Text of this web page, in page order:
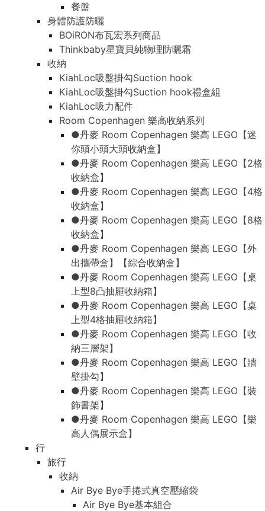
餐盤
身體防護防曬
BOiRON布瓦宏系列商品
Thinkbaby星寶貝純物理防曬霜
收納
KiahLoc吸盤掛勾Suction hook
KiahLoc吸盤掛勾Suction hook禮盒組
KiahLoc吸力配件
Room Copenhagen 樂高收納系列
●丹麥 Room Copenhagen 樂高 LEGO【迷
你頭小頭大頭收納盒】
●丹麥 Room Copenhagen 樂高 LEGO【2格
收納盒】
●丹麥 Room Copenhagen 樂高 LEGO【4格
收納盒】
●丹麥 Room Copenhagen 樂高 LEGO【8格
收納盒】
●丹麥 Room Copenhagen 樂高 LEGO【外
出攜帶盒】【綜合收納盒】
●丹麥 Room Copenhagen 樂高 LEGO【桌
上型8凸抽屜收納箱】
●丹麥 Room Copenhagen 樂高 LEGO【桌
上型4格抽屜收納箱】
●丹麥 Room Copenhagen 樂高 LEGO【收
納三層架】
●丹麥 Room Copenhagen 樂高 LEGO【牆
壁掛勾】
●丹麥 Room Copenhagen 樂高 LEGO【裝
飾書架】
●丹麥 Room Copenhagen 樂高 LEGO【樂
高人偶展示盒】
行
旅行
收納
Air Bye Bye手捲式真空壓縮袋
Air Bye Bye基本組合